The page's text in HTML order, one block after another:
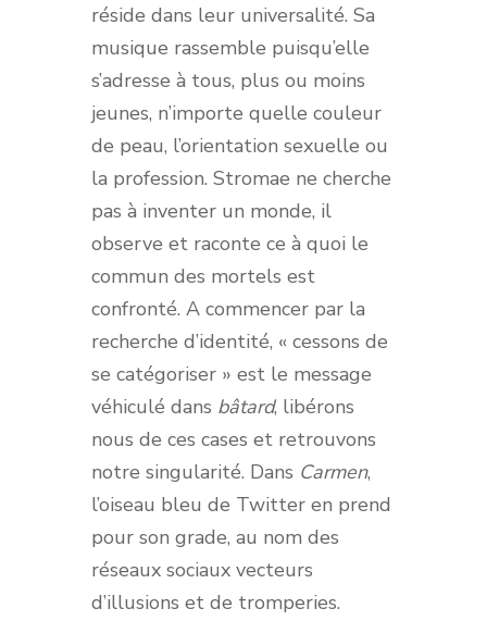
réside dans leur universalité. Sa
musique rassemble puisqu’elle
s’adresse à tous, plus ou moins
jeunes, n’importe quelle couleur
de peau, l’orientation sexuelle ou
la profession. Stromae ne cherche
pas à inventer un monde, il
observe et raconte ce à quoi le
commun des mortels est
confronté. A commencer par la
recherche d’identité, « cessons de
se catégoriser » est le message
véhiculé dans bâtard, libérons
nous de ces cases et retrouvons
notre singularité. Dans Carmen,
l’oiseau bleu de Twitter en prend
pour son grade, au nom des
réseaux sociaux vecteurs
d’illusions et de tromperies.